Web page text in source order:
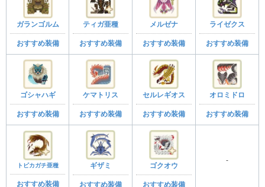
ガランゴルム
おすすめ装備
ティガ亜種
おすすめ装備
メルゼナ
おすすめ装備
ライゼクス
おすすめ装備
ゴシャハギ
おすすめ装備
ケマトリス
おすすめ装備
セルレギオス
おすすめ装備
オロミドロ
おすすめ装備
トビカガチ亜種
おすすめ装備
ギザミ
おすすめ装備
ゴクオウ
おすすめ装備
-